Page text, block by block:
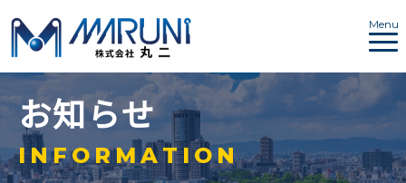
Menu
お知らせ
INFORMATION